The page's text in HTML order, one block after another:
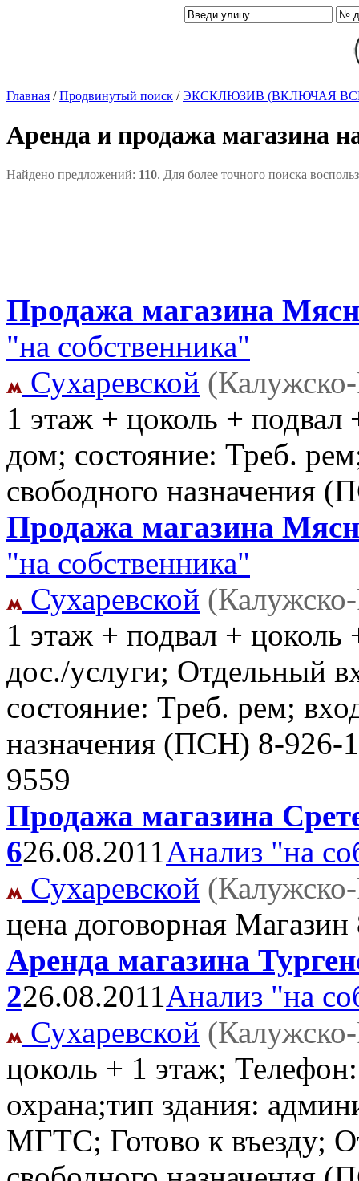
Главная /Продвинутый поиск /ЭКСКЛЮЗИВ (ВКЛЮЧАЯ
Аренда и продажа магазина
Найдено предложений: 110. Для более точного поиска
Продажа магазина
"на собственника"
Сухаревской
1 этаж + цоколь +
дом; состояние: Треб.
свободного назначения
Продажа магазина
"на собственника"
Сухаревской
1 этаж + подвал + цоколь
дос./услуги; Отдельный
состояние: Треб. рем;
назначения (ПСН) 8-926-
9559
Продажа магазина
626.08.2011Анализ "на
Сухаревской
цена договорная Магазин
Аренда магазина
226.08.2011Анализ "на
Сухаревской
цоколь + 1 этаж;
охрана;тип здания:
МГТС; Готово к въезду;